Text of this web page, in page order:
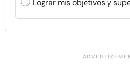
Lograr mis objetivos y